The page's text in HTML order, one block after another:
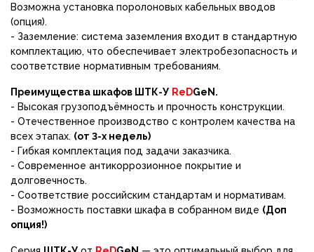
Возможна установка поролоновых кабельных вводов
(опция).
- Заземление: система заземления входит в стандартную
комплектацию, что обеспечивает электробезопасность и
соответствие нормативным требованиям.
Преимущества шкафов ШТК-У ReDGeN.
- Высокая грузоподъёмность и прочность конструкции.
- Отечественное производство с контролем качества на
всех этапах. (от 3-х недель)
- Гибкая комплектация под задачи заказчика.
- Современное антикоррозионное покрытие и
долговечность.
- Соответствие российским стандартам и нормативам.
- Возможность поставки шкафа в собранном виде (Доп
опция!)